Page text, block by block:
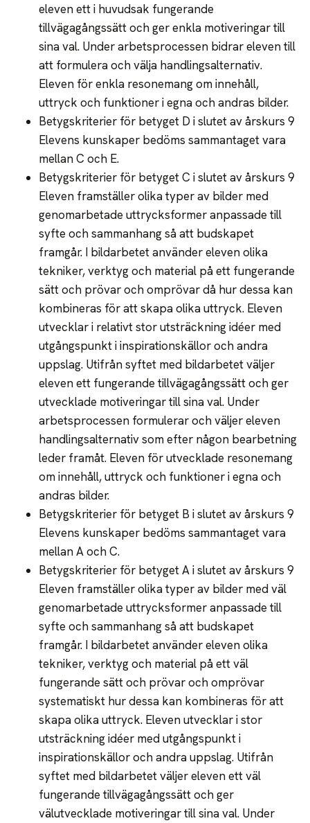
eleven ett i huvudsak fungerande
tillvägagångssätt och ger enkla motiveringar till
sina val. Under arbetsprocessen bidrar eleven till
att formulera och välja handlingsalternativ.
Eleven för enkla resonemang om innehåll,
uttryck och funktioner i egna och andras bilder.
Betygskriterier för betyget D i slutet av årskurs 9
Elevens kunskaper bedöms sammantaget vara
mellan C och E.
Betygskriterier för betyget C i slutet av årskurs 9
Eleven framställer olika typer av bilder med
genomarbetade uttrycksformer anpassade till
syfte och sammanhang så att budskapet
framgår. I bildarbetet använder eleven olika
tekniker, verktyg och material på ett fungerande
sätt och prövar och omprövar då hur dessa kan
kombineras för att skapa olika uttryck. Eleven
utvecklar i relativt stor utsträckning idéer med
utgångspunkt i inspirationskällor och andra
uppslag. Utifrån syftet med bildarbetet väljer
eleven ett fungerande tillvägagångssätt och ger
utvecklade motiveringar till sina val. Under
arbetsprocessen formulerar och väljer eleven
handlingsalternativ som efter någon bearbetning
leder framåt. Eleven för utvecklade resonemang
om innehåll, uttryck och funktioner i egna och
andras bilder.
Betygskriterier för betyget B i slutet av årskurs 9
Elevens kunskaper bedöms sammantaget vara
mellan A och C.
Betygskriterier för betyget A i slutet av årskurs 9
Eleven framställer olika typer av bilder med väl
genomarbetade uttrycksformer anpassade till
syfte och sammanhang så att budskapet
framgår. I bildarbetet använder eleven olika
tekniker, verktyg och material på ett väl
fungerande sätt och prövar och omprövar
systematiskt hur dessa kan kombineras för att
skapa olika uttryck. Eleven utvecklar i stor
utsträckning idéer med utgångspunkt i
inspirationskällor och andra uppslag. Utifrån
syftet med bildarbetet väljer eleven ett väl
fungerande tillvägagångssätt och ger
välutvecklade motiveringar till sina val. Under